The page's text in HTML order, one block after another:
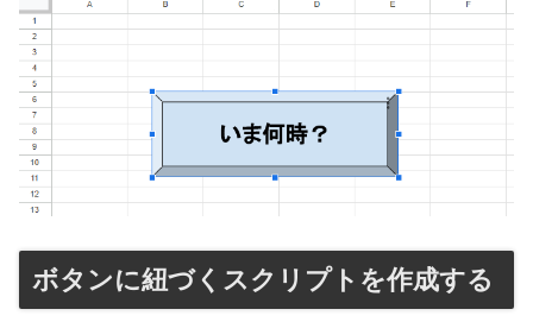
ボタンに紐づくスクリプトを作成する